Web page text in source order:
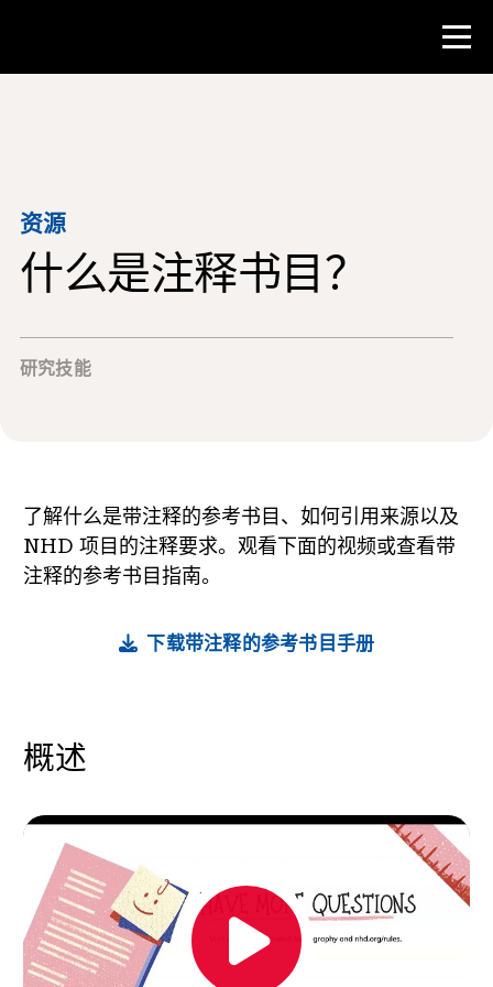
教师资源
课堂工具
研究所
新闻与事件
关于 NHD ®
参与其中
资源
什么是注释书目？
研究技能
了解什么是带注释的参考书目、如何引用来源以及
NHD 项目的注释要求。观看下面的视频或查看带
注释的参考书目指南。
下载带注释的参考书目手册
概述